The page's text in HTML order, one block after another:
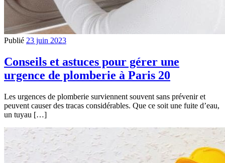
Publié 23 juin 2023
Conseils et astuces pour gérer une
urgence de plomberie à Paris 20
Les urgences de plomberie surviennent souvent sans prévenir et
peuvent causer des tracas considérables. Que ce soit une fuite d’eau,
un tuyau […]